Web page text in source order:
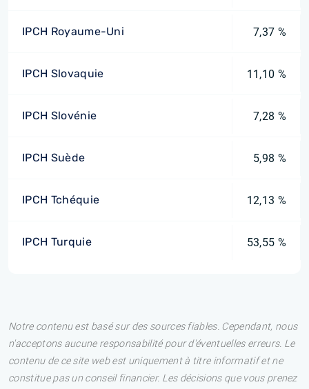
IPCH Royaume-Uni 7,37 %
IPCH Slovaquie 11,10 %
IPCH Slovénie 7,28 %
IPCH Suède 5,98 %
IPCH Tchéquie 12,13 %
IPCH Turquie 53,55 %
Notre contenu est basé sur des sources fiables. Cependant, nous
n'acceptons aucune responsabilité pour d'éventuelles erreurs. Le
contenu de ce site web est uniquement à titre informatif et ne
constitue pas un conseil financier. Les décisions que vous prenez